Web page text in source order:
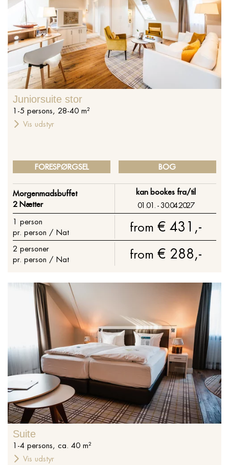
Juniorsuite stor
1 -5 persons, 28-40 m²
Vis udstyr
FORESPØRGSEL BOG
Morgenmadsbuffet
2 Nætter
kan bookes fra/til
01.01. - 30.04.2027
1 person
pr. person / Nat
from € 431,-
2 personer
pr. person / Nat
from € 288,-
Suite
1 -4 persons, ca. 40 m²
Vis udstyr